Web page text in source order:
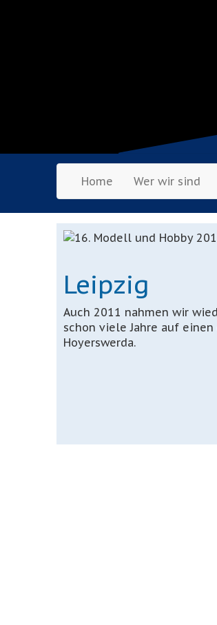
Home Wer wir sind
Leipzig
Auch 2011 nahmen wir
schon viele Jahre auf
Hoyerswerda.